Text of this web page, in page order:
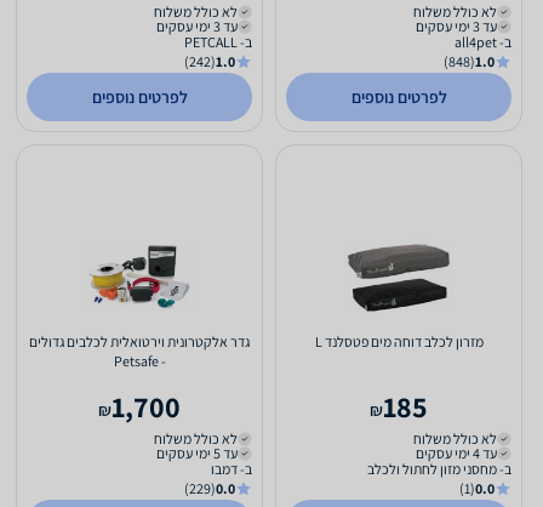
לא כולל משלוח
עד 3 ימי עסקים
ב- all4pet
1.0
(848)
לפרטים נוספים
לא כולל משלוח
עד 3 ימי עסקים
ב- PETCALL
1.0
(242)
לפרטים נוספים
מזרון לכלב דוחה מים פטסלנד L
185
₪
לא כולל משלוח
עד 4 ימי עסקים
ב- מחסני מזון לחתול ולכלב
0.0
(1)
גדר אלקטרונית וירטואלית לכלבים גדולים
- Petsafe
1,700
₪
לא כולל משלוח
עד 5 ימי עסקים
ב- דמבו
0.0
(229)